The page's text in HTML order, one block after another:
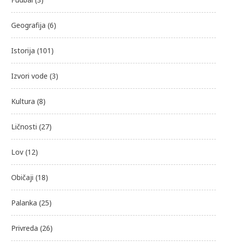
Geografija (6)
Istorija (101)
Izvori vode (3)
Kultura (8)
Ličnosti (27)
Lov (12)
Običaji (18)
Palanka (25)
Privreda (26)